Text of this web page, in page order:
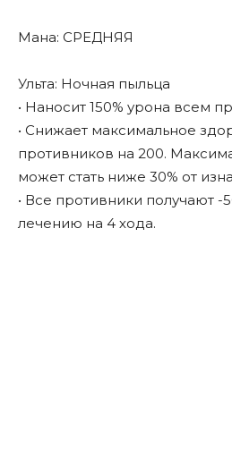
Мана: СРЕДНЯЯ
Ульта: Ночная пыльца
• Наносит 150% урона всем
• Снижает максимальное
противников на 200.
может стать ниже 30% от
• Все противники получают -
лечению на 4 хода.